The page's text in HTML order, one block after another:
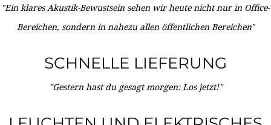
"Ein klares Akustik-Bewustsein sehen wir heute nicht nur in Office-
Bereichen, sondern in nahezu allen öffentlichen Bereichen"
SCHNELLE LIEFERUNG
"Gestern hast du gesagt morgen: Los jetzt!"